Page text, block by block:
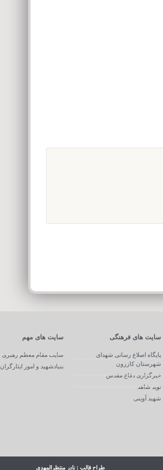
سایت های فرهنگی
پایگاه اصلاع رسانی شهدای
شهرستان کازرون
خبرگزاری دفاع مقدس
نوید شاهد
شهید آوینی
سایت های مهم
سایت مقام معظم رهبری
بنیادشهید و امور ایثارگران
طراح قالب : نادر منتظرالمهدی